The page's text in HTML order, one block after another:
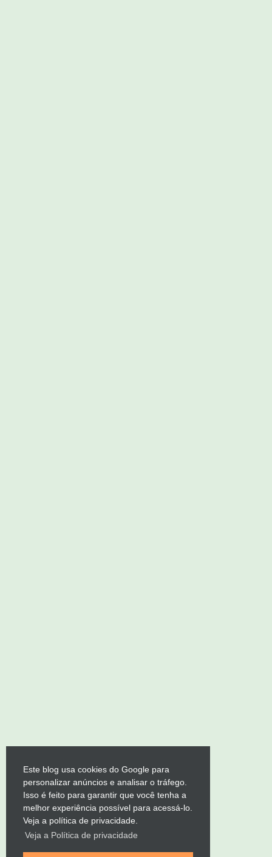
Este blog usa cookies do Google para
personalizar anúncios e analisar o tráfego.
Isso é feito para garantir que você tenha a
melhor experiência possível para acessá-lo.
Veja a política de privacidade.
Veja a Política de privacidade